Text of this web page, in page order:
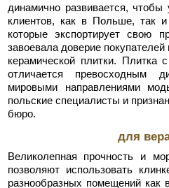
динамично развивается, чтобы
клиентов, как в Польше, так и
которые экспортирует свою
завоевала доверие
керамической плитки. Плитка
отличается превосходным
мировыми направлениями
польские специалисты и
бюро.
для
Великолепная прочность и
позволяют использовать
разнообразных помещений как